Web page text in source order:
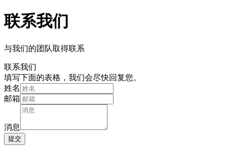
联系我们
与我们的团队取得联系
联系我们
填写下面的表格，我们会尽快回复您。
姓名
邮箱
消息
提交